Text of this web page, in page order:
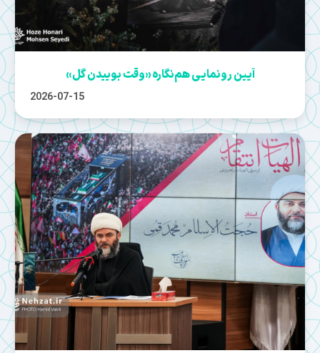
آیین رونمایی هم‌نگاره «وقت بوییدن گل»
2026-07-15